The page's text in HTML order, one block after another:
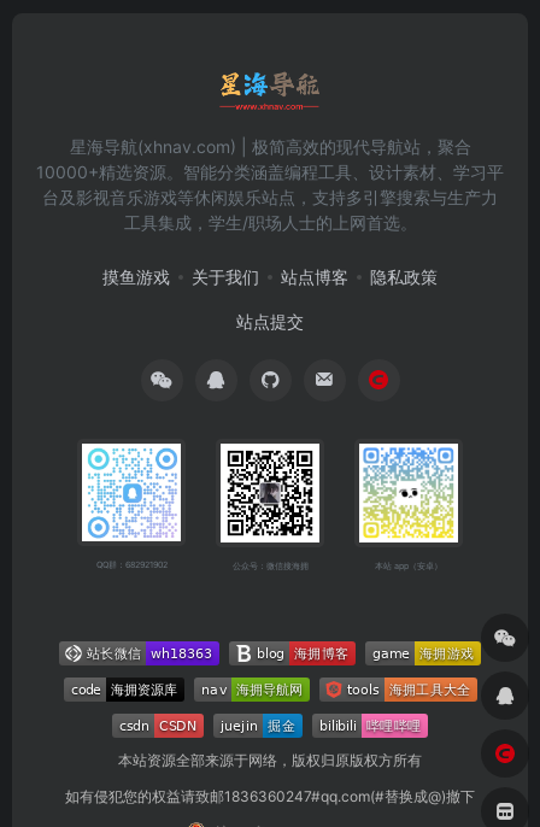
星海导航(xhnav.com) | 极简高效的现代导航站，聚合
10000+精选资源。智能分类涵盖编程工具、设计素材、学习平
台及影视音乐游戏等休闲娱乐站点，支持多引擎搜索与生产力
工具集成，学生/职场人士的上网首选。
摸鱼游戏 关于我们 站点博客 隐私政策
站点提交
QQ群：682921902 公众号：微信搜海拥 本站 app（安卓）
本站资源全部来源于网络，版权归原版权方所有
如有侵犯您的权益请致邮1836360247#qq.com(#替换成@)撤下